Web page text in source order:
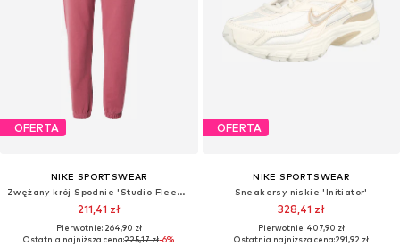
OFERTA
NIKE SPORTSWEAR
Zwężany krój Spodnie 'Studio Fleece'
211,41 zł
Pierwotnie: 264,90 zł
Ostatnia najniższa cena:225,17 zł-6%
OFERTA
NIKE SPORTSWEAR
Sneakersy niskie 'Initiator'
328,41 zł
Pierwotnie: 407,90 zł
Ostatnia najniższa cena:291,92 zł